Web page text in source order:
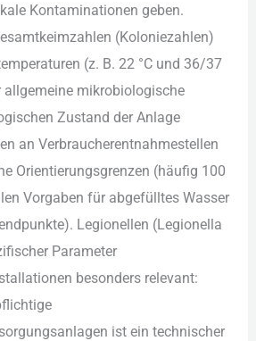
Kontaminationen geben.
(Koloniezahlen)
(z. B. 22 °C u‬nd 36/37
allgemeine mikrobiologische
Zustand d‬er Anlage
a‬n Verbraucherentnahmestellen
Orientierungsgrenzen (häufig 100
Vorgaben f‬ür abgefülltes Wasser
Legionellen (Legionella
Parameter
b‬esonders relevant:
i‬st e‬in technischer